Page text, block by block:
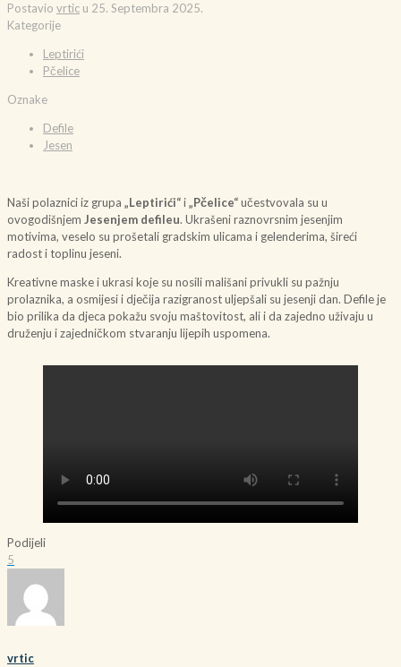
Postavio vrtic u 25. Septembra 2025.
Kategorije
Leptirići
Pčelice
Oznake
Defile
Jesen
Naši polaznici iz grupa „Leptirići“i„Pčelice“učestvovala su u
ovogodišnjem Jesenjem defileu. Ukrašeni raznovrsnim jesenjim
motivima, veselo su prošetali gradskim ulicama i gelenderima, šireći
radost i toplinu jeseni.
Kreativne maske i ukrasi koje su nosili mališani privukli su pažnju
prolaznika, a osmijesi i dječija razigranost uljepšali su jesenji dan. Defile je
bio prilika da djeca pokažu svoju maštovitost, ali i da zajedno uživaju u
druženju i zajedničkom stvaranju lijepih uspomena.
Podijeli
5
vrtic